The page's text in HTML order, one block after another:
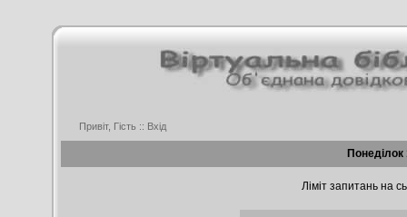
Привіт, Гість :: Вхід
Ліміт запитань на